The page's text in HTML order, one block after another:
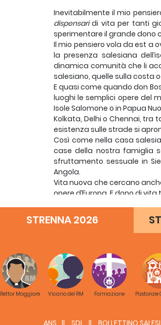
Inevitabilmente il mio
dispensaridi vita per tanti
sperimentare il grande dono
Il mio pensiero vola da est a
la presenza salesiana
dinamica comunità che li
salesiano, quelle sulla costa
E quasi come quando don
luoghi le semplici opere del
Isole Salomone o in Papua
Kolkata, Delhi o Chennai,
esistenza sulle strade si
Così come nella casa
case della nostra famiglia
sfruttamento sessuale in
Angola.
Vita nuova che cercano
opere d’Europa. E dono di
Messico a Tijuana, dove i
Tutto questo e molto altro
Mistero, senza la forza
camminava immerso nella
Il tempo pasquale ci invita
rotolata via. Cristo risorto
di tutto verso la Vita. Perché è
Miei cari amici e amiche,
perenne deve essere quello
STRENNA 2026
Rettor Maggiore Vicario del RM Formazione Pastorale